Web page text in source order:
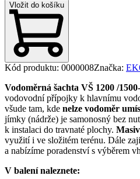
Vložit do košíku
Kód produktu: 0000008Značka:
Vodoměrná šachta VŠ 1200 /
vodovodní přípojky k hlavnímu
všude tam, kde nelze vodoměr
jímky (nádrže) je samonosný bez
k instalaci do travnaté plochy.
využití i ve složitém terénu. Dále
a nabízíme poradenství s výběrem
V balení naleznete: